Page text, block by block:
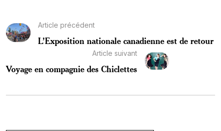
Article précédent
L’Exposition nationale canadienne est de retour
Article suivant
Voyage en compagnie des Chiclettes